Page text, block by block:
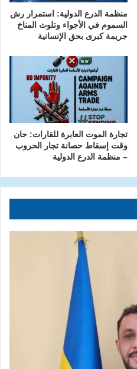
منظمة الدرع الدولية: استمرار رش
السموم في الأجواء وتلوث المناخ
جريمة كبرى بحق الإنسانية
تجارة الموت العابرة للقارات: حان
وقت إسقاط حصانة تجار الحروب
– منظمة الدرع الدولية